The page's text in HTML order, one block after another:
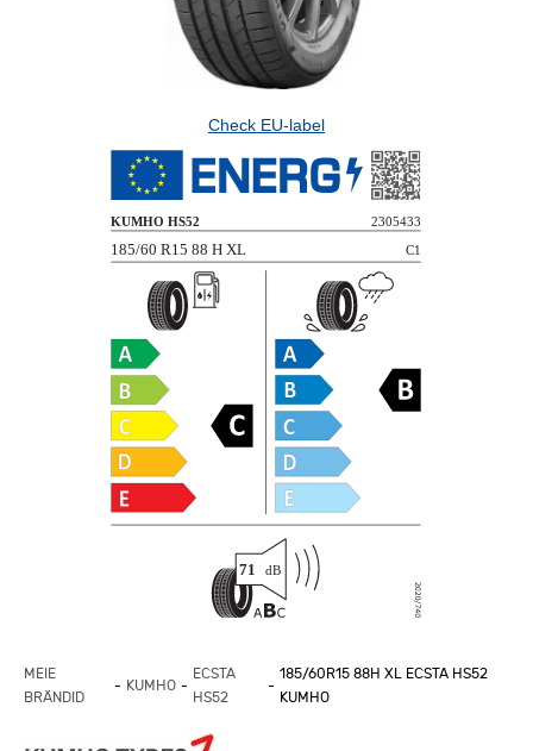
MEIE
BRÄNDID
KUMHO
ECSTA
HS52
185/60R15 88H XL ECSTA HS52
KUMHO
Check EU-label